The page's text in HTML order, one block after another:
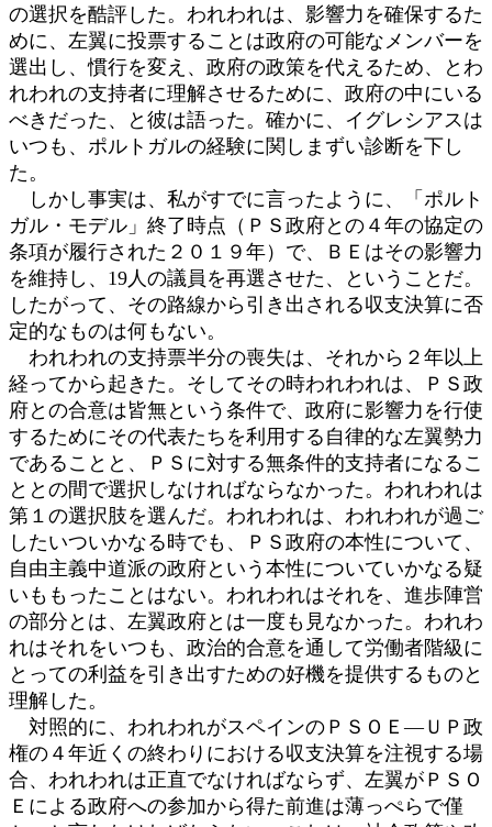
の選択を酷評した。われわれは、影響力を確保するた
めに、左翼に投票することは政府の可能なメンバーを
選出し、慣行を変え、政府の政策を代えるため、とわ
れわれの支持者に理解させるために、政府の中にいる
べきだった、と彼は語った。確かに、イグレシアスは
いつも、ポルトガルの経験に関しまずい診断を下し
た。
しかし事実は、私がすでに言ったように、「ポルト
ガル・モデル」終了時点（ＰＳ政府との４年の協定の
条項が履行された２０１９年）で、ＢＥはその影響力
を維持し、19人の議員を再選させた、ということだ。
したがって、その路線から引き出される収支決算に否
定的なものは何もない。
われわれの支持票半分の喪失は、それから２年以上
経ってから起きた。そしてその時われわれは、ＰＳ政
府との合意は皆無という条件で、政府に影響力を行使
するためにその代表たちを利用する自律的な左翼勢力
であることと、ＰＳに対する無条件的支持者になるこ
ととの間で選択しなければならなかった。われわれは
第１の選択肢を選んだ。われわれは、われわれが過ご
したいついかなる時でも、ＰＳ政府の本性について、
自由主義中道派の政府という本性についていかなる疑
いももったことはない。われわれはそれを、進歩陣営
の部分とは、左翼政府とは一度も見なかった。われわ
れはそれをいつも、政治的合意を通して労働者階級に
とっての利益を引き出すための好機を提供するものと
理解した。
対照的に、われわれがスペインのＰＳＯＥ―ＵＰ政
権の４年近くの終わりにおける収支決算を注視する場
合、われわれは正直でなければならず、左翼がＰＳＯ
Ｅによる政府への参加から得た前進は薄っぺらで僅